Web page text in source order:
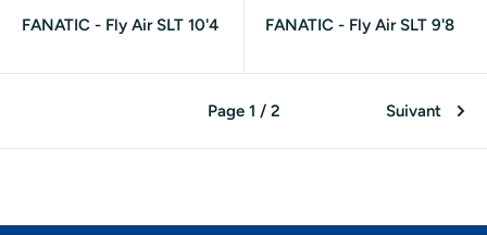
FANATIC - Fly Air SLT 10'4 FANATIC - Fly Air SLT 9'8
Page 1 / 2 Suivant